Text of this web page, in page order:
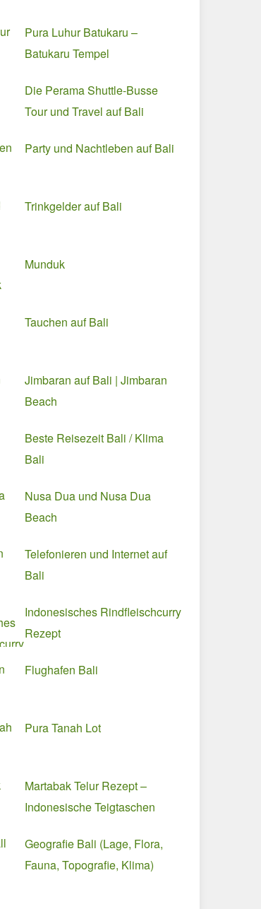
Pura Luhur Batukaru –
Batukaru Tempel
Die Perama Shuttle-Busse
Tour und Travel auf Bali
Party und Nachtleben auf Bali
Trinkgelder auf Bali
Munduk
Tauchen auf Bali
Jimbaran auf Bali | Jimbaran
Beach
Beste Reisezeit Bali / Klima
Bali
Nusa Dua und Nusa Dua
Beach
Telefonieren und Internet auf
Bali
Indonesisches Rindfleischcurry
Rezept
Flughafen Bali
Pura Tanah Lot
Martabak Telur Rezept –
Indonesische Teigtaschen
Geografie Bali (Lage, Flora,
Fauna, Topografie, Klima)